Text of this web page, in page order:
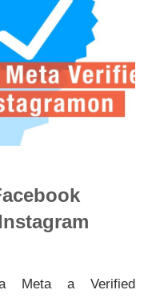
a Meta a Verified